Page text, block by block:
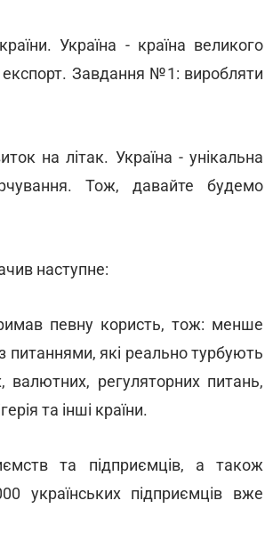
Україна - країна великого
експорт. Завдання №1: виробляти
на літак. Україна - унікальна
Тож, давайте будемо
наступне:
певну користь, тож: менше
питаннями, які реально турбують
валютних, регуляторних питань,
та інші країни.
та підприємців, а також
українських підприємців вже